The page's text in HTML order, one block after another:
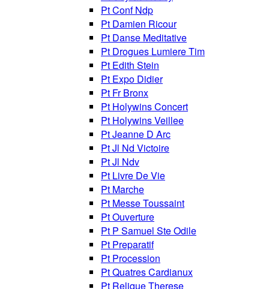
Pt Conf Ndp
Pt Damien Ricour
Pt Danse Meditative
Pt Drogues Lumiere Tim
Pt Edith Stein
Pt Expo Didier
Pt Fr Bronx
Pt Holywins Concert
Pt Holywins Veillee
Pt Jeanne D Arc
Pt Jl Nd Victoire
Pt Jl Ndv
Pt Livre De Vie
Pt Marche
Pt Messe Toussaint
Pt Ouverture
Pt P Samuel Ste Odile
Pt Preparatif
Pt Procession
Pt Quatres Cardianux
Pt Relique Therese